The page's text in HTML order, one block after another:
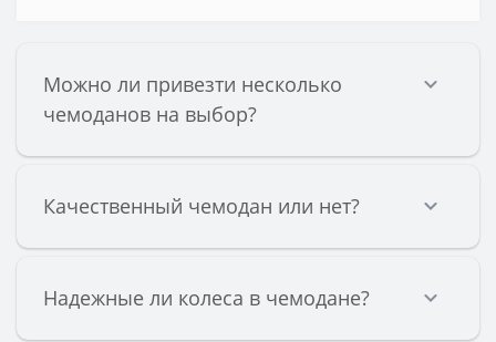
Можно ли привезти несколько
чемоданов на выбор?
Качественный чемодан или нет?
Надежные ли колеса в чемодане?